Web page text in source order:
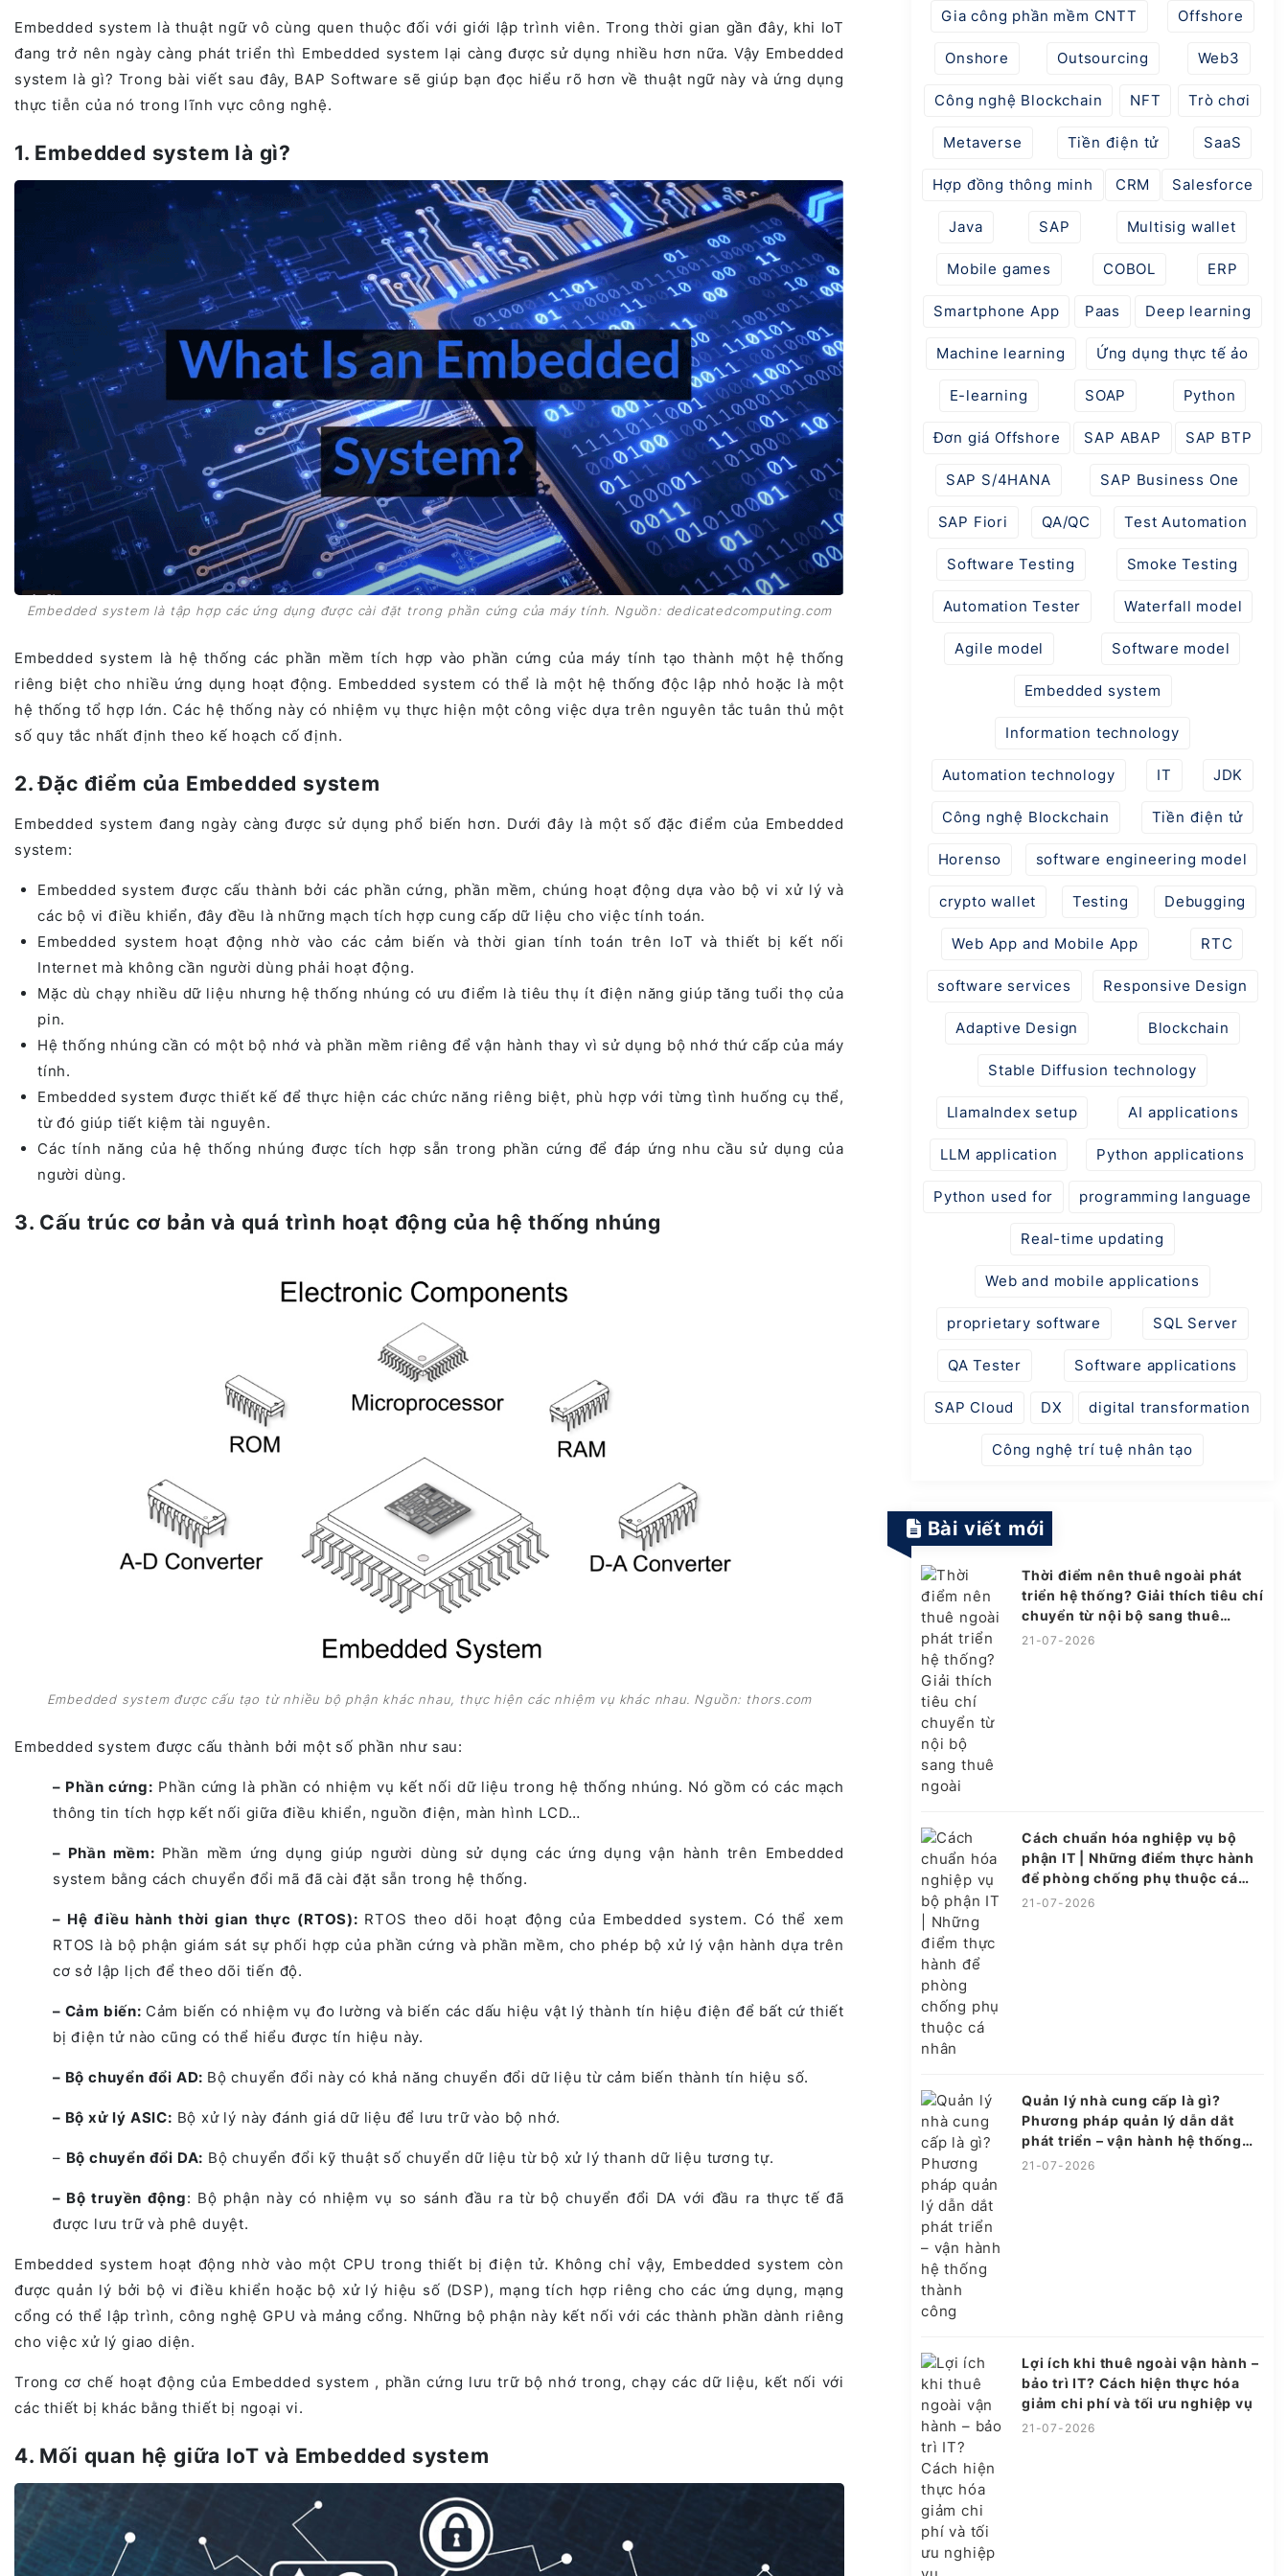
Embedded system là thuật ngữ vô cùng quen thuộc đối với giới lập trình viên. Trong thời gian gần đây, khi IoT
đang trở nên ngày càng phát triển thì Embedded system lại càng được sử dụng nhiều hơn nữa. Vậy Embedded
system là gì? Trong bài viết sau đây, BAP Software sẽ giúp bạn đọc hiểu rõ hơn về thuật ngữ này và ứng dụng
thực tiễn của nó trong lĩnh vực công nghệ.
1. Embedded system là gì?
Embedded system là tập hợp các ứng dụng được cài đặt trong phần cứng của máy tính. Nguồn: dedicatedcomputing.com
Embedded system là hệ thống các phần mềm tích hợp vào phần cứng của máy tính tạo thành một hệ thống
riêng biệt cho nhiều ứng dụng hoạt động. Embedded system có thể là một hệ thống độc lập nhỏ hoặc là một
hệ thống tổ hợp lớn. Các hệ thống này có nhiệm vụ thực hiện một công việc dựa trên nguyên tắc tuân thủ một
số quy tắc nhất định theo kế hoạch cố định.
2. Đặc điểm của Embedded system
Embedded system đang ngày càng được sử dụng phổ biến hơn. Dưới đây là một số đặc điểm của Embedded
system:
Embedded system được cấu thành bởi các phần cứng, phần mềm, chúng hoạt động dựa vào bộ vi xử lý và
các bộ vi điều khiển, đây đều là những mạch tích hợp cung cấp dữ liệu cho việc tính toán.
Embedded system hoạt động nhờ vào các cảm biến và thời gian tính toán trên IoT và thiết bị kết nối
Internet mà không cần người dùng phải hoạt động.
Mặc dù chạy nhiều dữ liệu nhưng hệ thống nhúng có ưu điểm là tiêu thụ ít điện năng giúp tăng tuổi thọ của
pin.
Hệ thống nhúng cần có một bộ nhớ và phần mềm riêng để vận hành thay vì sử dụng bộ nhớ thứ cấp của máy
tính.
Embedded system được thiết kế để thực hiện các chức năng riêng biệt, phù hợp với từng tình huống cụ thể,
từ đó giúp tiết kiệm tài nguyên.
Các tính năng của hệ thống nhúng được tích hợp sẵn trong phần cứng để đáp ứng nhu cầu sử dụng của
người dùng.
3. Cấu trúc cơ bản và quá trình hoạt động của hệ thống nhúng
Embedded system được cấu tạo từ nhiều bộ phận khác nhau, thực hiện các nhiệm vụ khác nhau. Nguồn: thors.com
Embedded system được cấu thành bởi một số phần như sau:
– Phần cứng: Phần cứng là phần có nhiệm vụ kết nối dữ liệu trong hệ thống nhúng. Nó gồm có các mạch
thông tin tích hợp kết nối giữa điều khiển, nguồn điện, màn hình LCD…
– Phần mềm: Phần mềm ứng dụng giúp người dùng sử dụng các ứng dụng vận hành trên Embedded
system bằng cách chuyển đổi mã đã cài đặt sẵn trong hệ thống.
– Hệ điều hành thời gian thực (RTOS): RTOS theo dõi hoạt động của Embedded system. Có thể xem
RTOS là bộ phận giám sát sự phối hợp của phần cứng và phần mềm, cho phép bộ xử lý vận hành dựa trên
cơ sở lập lịch để theo dõi tiến độ.
– Cảm biến: Cảm biến có nhiệm vụ đo lường và biến các dấu hiệu vật lý thành tín hiệu điện để bất cứ thiết
bị điện tử nào cũng có thể hiểu được tín hiệu này.
– Bộ chuyển đổi AD: Bộ chuyển đổi này có khả năng chuyển đổi dữ liệu từ cảm biến thành tín hiệu số.
– Bộ xử lý ASIC: Bộ xử lý này đánh giá dữ liệu để lưu trữ vào bộ nhớ.
– Bộ chuyển đổi DA: Bộ chuyển đổi kỹ thuật số chuyển dữ liệu từ bộ xử lý thanh dữ liệu tương tự.
– Bộ truyền động: Bộ phận này có nhiệm vụ so sánh đầu ra từ bộ chuyển đổi DA với đầu ra thực tế đã
được lưu trữ và phê duyệt.
Embedded system hoạt động nhờ vào một CPU trong thiết bị điện tử. Không chỉ vậy, Embedded system còn
được quản lý bởi bộ vi điều khiển hoặc bộ xử lý hiệu số (DSP), mạng tích hợp riêng cho các ứng dụng, mạng
cổng có thể lập trình, công nghệ GPU và mảng cổng. Những bộ phận này kết nối với các thành phần dành riêng
cho việc xử lý giao diện.
Trong cơ chế hoạt động của Embedded system , phần cứng lưu trữ bộ nhớ trong, chạy các dữ liệu, kết nối với
các thiết bị khác bằng thiết bị ngoại vi.
4. Mối quan hệ giữa IoT và Embedded system
Gia công phần mềm CNTT Offshore
Onshore Outsourcing Web3
Công nghệ Blockchain NFT Trò chơi
Metaverse Tiền điện tử SaaS
Hợp đồng thông minh CRM Salesforce
Java SAP Multisig wallet
Mobile games COBOL ERP
Smartphone App Paas Deep learning
Machine learning Ứng dụng thực tế ảo
E-learning SOAP Python
Đơn giá Offshore SAP ABAP SAP BTP
SAP S/4HANA SAP Business One
SAP Fiori QA/QC Test Automation
Software Testing Smoke Testing
Automation Tester Waterfall model
Agile model Software model
Embedded system
Information technology
Automation technology IT JDK
Công nghệ Blockchain Tiền điện tử
Horenso software engineering model
crypto wallet Testing Debugging
Web App and Mobile App RTC
software services Responsive Design
Adaptive Design Blockchain
Stable Diffusion technology
LlamaIndex setup AI applications
LLM application Python applications
Python used for programming language
Real-time updating
Web and mobile applications
proprietary software SQL Server
QA Tester Software applications
SAP Cloud DX digital transformation
Công nghệ trí tuệ nhân tạo
Bài viết mới
Thời điểm nên thuê ngoài phát
triển hệ thống? Giải thích tiêu chí
chuyển từ nội bộ sang thuê
ngoài
21-07-2026
Cách chuẩn hóa nghiệp vụ bộ
phận IT | Những điểm thực hành
để phòng chống phụ thuộc cá
nhân
21-07-2026
Quản lý nhà cung cấp là gì?
Phương pháp quản lý dẫn dắt
phát triển – vận hành hệ thống
thành công
21-07-2026
Lợi ích khi thuê ngoài vận hành –
bảo trì IT? Cách hiện thực hóa
giảm chi phí và tối ưu nghiệp vụ
21-07-2026